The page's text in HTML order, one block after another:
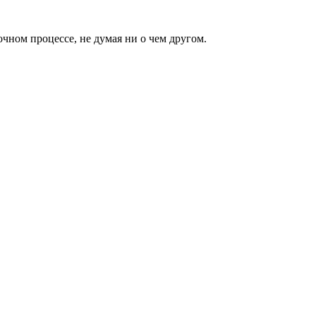
процессе, не думая ни о чем другом.